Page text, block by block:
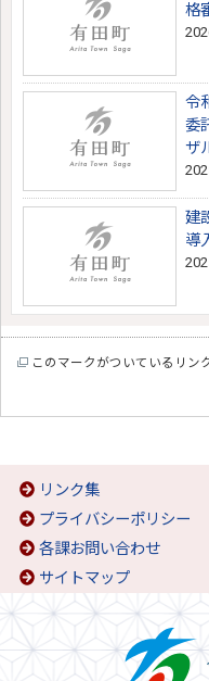
格
令
委
ザ
建
導
このマークがついているリン
リンク集
プライバシーポリシー
各課お問い合わせ
サイトマップ